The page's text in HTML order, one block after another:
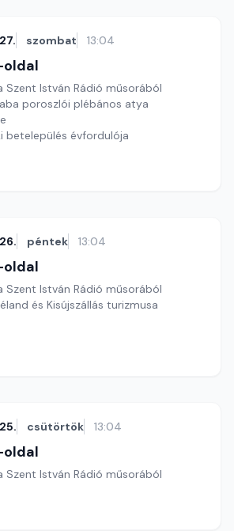
szombat 13:04
Szent István Rádió műsorából
poroszlói plébános atya
betelepülés évfordulója
péntek 13:04
Szent István Rádió műsorából
és Kisújszállás turizmusa
csütörtök 13:04
Szent István Rádió műsorából